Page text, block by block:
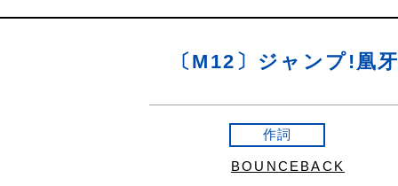
〔M12〕ジャンプ!凰
作詞
BOUNCEBACK